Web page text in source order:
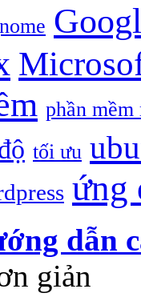
phần
tối ưu
ứng
dẫn
giản